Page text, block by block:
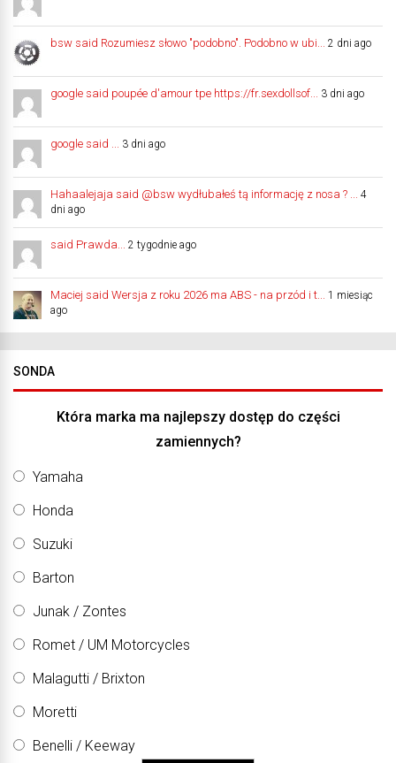
bsw said Rozumiesz słowo "podobno". Podobno w ubi... 2 dni ago
google said poupée d'amour tpe https://fr.sexdollsof... 3 dni ago
google said ... 3 dni ago
Hahaalejaja said @bsw wydłubałeś tą informację z nosa ? ...
4
dni ago
said Prawda... 2 tygodnie ago
Maciej said Wersja z roku 2026 ma ABS - na przód i t...
1 miesiąc
ago
SONDA
Która marka ma najlepszy dostęp do części
zamiennych?
Yamaha
Honda
Suzuki
Barton
Junak / Zontes
Romet / UM Motorcycles
Malagutti / Brixton
Moretti
Benelli / Keeway